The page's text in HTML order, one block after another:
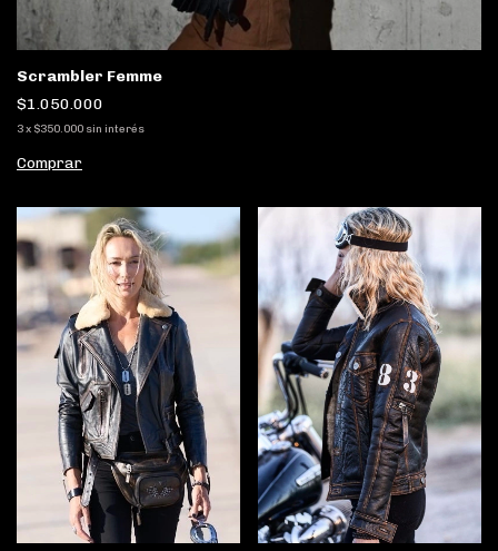
Scrambler Femme
$1.050.000
3x $350.000 sin interés
Comprar